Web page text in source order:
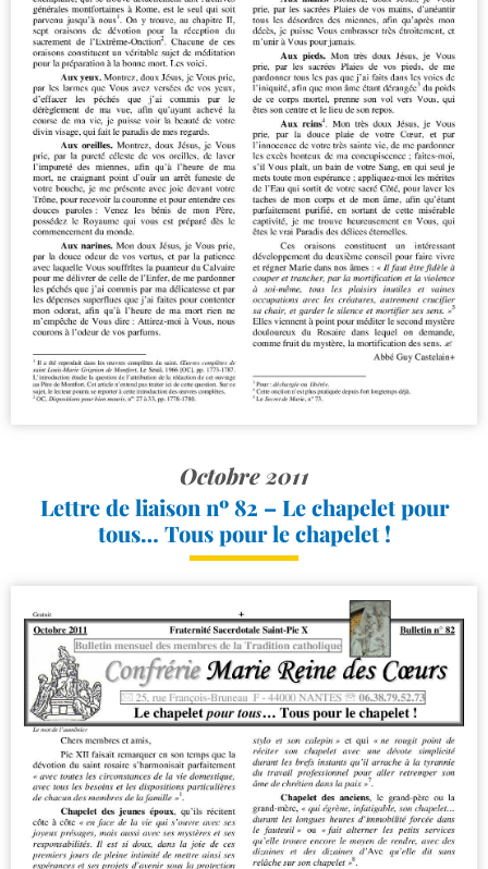
Octobre 2011
Lettre de liaison nº 82 – Le chapelet pour
tous… Tous pour le chapelet !